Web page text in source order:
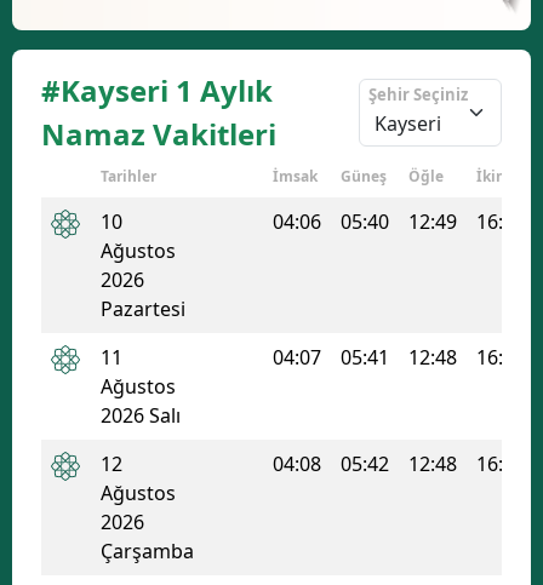
#Kayseri 1 Aylık
Namaz Vakitleri
Şehir Seçiniz
Tarihler İmsak Güneş Öğle İkindi
10
Ağustos
2026
Pazartesi
04:06 05:40 12:49 16:37
11
Ağustos
2026 Salı
04:07 05:41 12:48 16:36
12
Ağustos
2026
Çarşamba
04:08 05:42 12:48 16:36